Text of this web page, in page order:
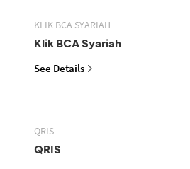
KLIK BCA SYARIAH
Klik BCA Syariah
See Details
QRIS
QRIS